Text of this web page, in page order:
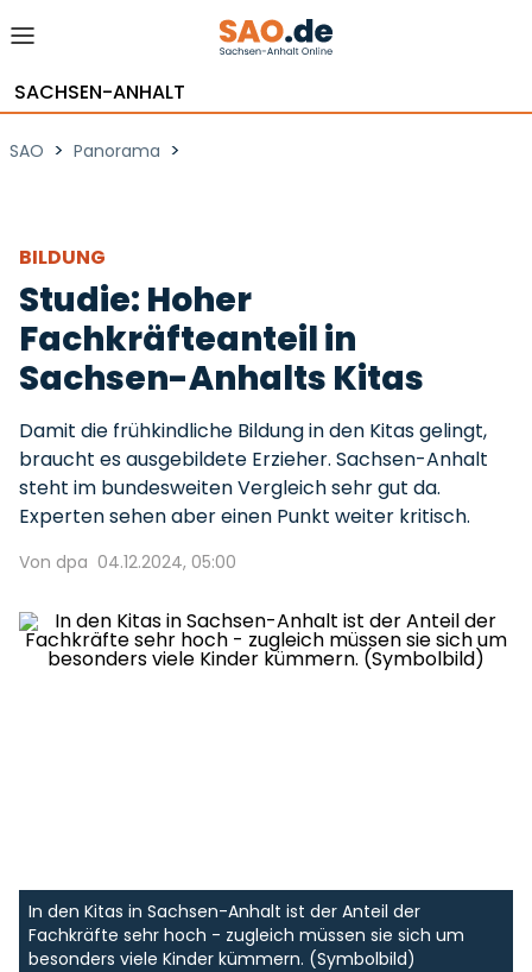
SACHSEN-ANHALT
SAO > Panorama >
BILDUNG
Studie: Hoher
Fachkräfteanteil in
Sachsen-Anhalts Kitas
Damit die frühkindliche Bildung in den Kitas gelingt,
braucht es ausgebildete Erzieher. Sachsen-Anhalt
steht im bundesweiten Vergleich sehr gut da.
Experten sehen aber einen Punkt weiter kritisch.
Von dpa 04.12.2024, 05:00
In den Kitas in Sachsen-Anhalt ist der Anteil der
Fachkräfte sehr hoch - zugleich müssen sie sich um
besonders viele Kinder kümmern. (Symbolbild)